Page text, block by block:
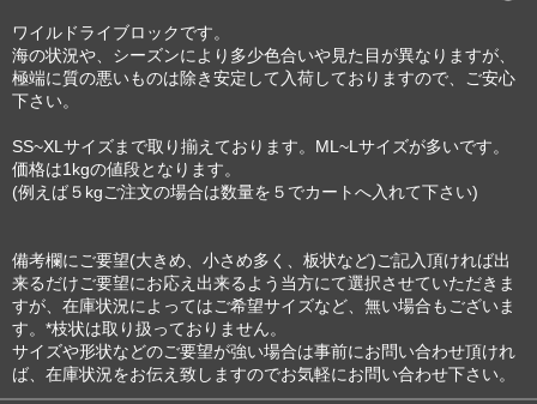
ワイルドライブロックです。
海の状況や、シーズンにより多少色合いや見た目が異なりますが、
極端に質の悪いものは除き安定して入荷しておりますので、ご安心
下さい。
SS~XLサイズまで取り揃えております。ML~Lサイズが多いです。
価格は1kgの値段となります。
(例えば５kgご注文の場合は数量を５でカートへ入れて下さい)
備考欄にご要望(大きめ、小さめ多く、板状など)ご記入頂ければ出
来るだけご要望にお応え出来るよう当方にて選択させていただきま
すが、在庫状況によってはご希望サイズなど、無い場合もございま
す。*枝状は取り扱っておりません。
サイズや形状などのご要望が強い場合は事前にお問い合わせ頂けれ
ば、在庫状況をお伝え致しますのでお気軽にお問い合わせ下さい。